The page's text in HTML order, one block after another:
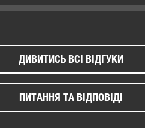
ДИВИТИСЬ ВСІ ВІДГУКИ
ПИТАННЯ ТА ВІДПОВІДІ